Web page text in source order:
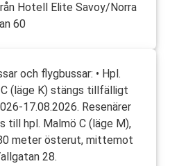
Hotell Elite Savoy/Norra
60
och flygbussar: • Hpl.
(läge K) stängs tillfälligt
17.08.2026. Resenärer
till hpl. Malmö C (läge M),
meter österut, mittemot
28.